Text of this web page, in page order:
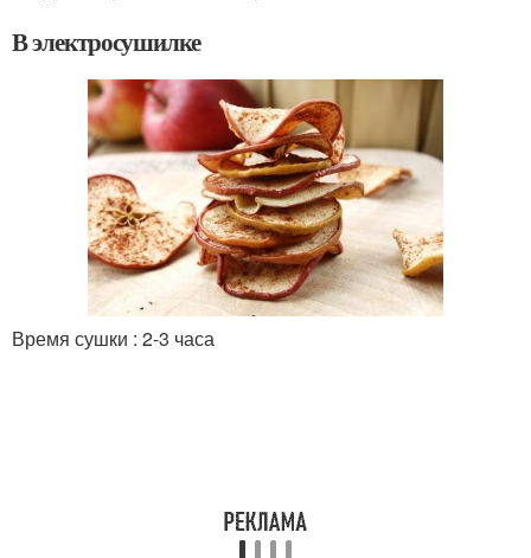
В электросушилке
Время сушки : 2-3 часа